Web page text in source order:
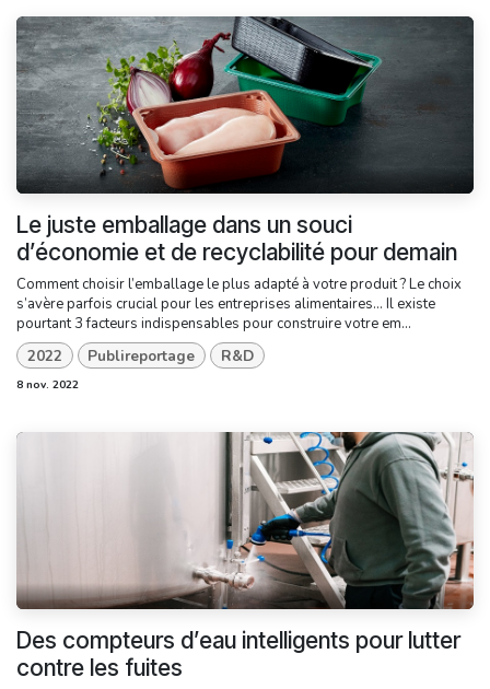
Le juste emballage dans un souci
d’économie et de recyclabilité pour demain
Comment choisir l’emballage le plus adapté à votre produit ? Le choix
s’avère parfois crucial pour les entreprises alimentaires... Il existe
pourtant 3 facteurs indispensables pour construire votre em...
2022 Publireportage R&D
8 nov. 2022
Des compteurs d’eau intelligents pour lutter
contre les fuites